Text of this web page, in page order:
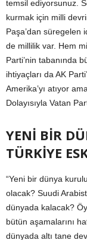
temsil ediyorsunuz.
kurmak için milli
Paşa’dan süregelen
de millilik var. Hem
Parti’nin tabanında
ihtiyaçları da AK
Amerika’yı atıyor
Dolayısıyla Vatan
YENİ BİR
TÜRKİYE
“Yeni bir dünya
olacak? Suudi
dünyada kalacak?
bütün aşamalarını
dünyada altı tane